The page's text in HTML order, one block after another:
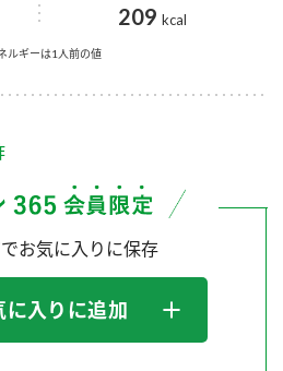
中華
おすしの素
米飯用調味液
ター（アーカイブ）
ンミュージアム）
209 kcal
ルギーは1人前の値
お気に入りに保存
に入りに追加